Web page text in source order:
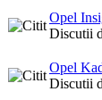
Opel
Discutii
Opel
Discutii